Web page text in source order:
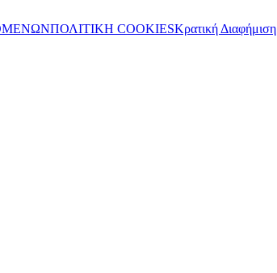
ΠΟΛΙΤΙΚΗ COOKIESΚρατική Διαφήμιση